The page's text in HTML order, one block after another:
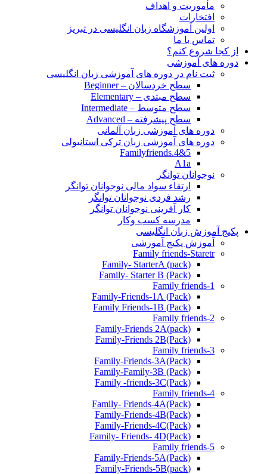
مأموریت و اهداف
افتخارات
اولین آموزشگاه زبان انگلیسی در تبریز
تماس با ما
از کجا شروع کنم؟
دوره های آموزشی
ثبت نام در دوره های آموزشی زبان انگلیسی
سطح خردسالان – Beginner
سطح مبتدی – Elementary
سطح متوسط – Intermediate
سطح پیشرفته – Advanced
دوره های آموزشی زبان آلمانی
دوره های آموزشی زبان ترکی استانبولی
Familyfriends.4&5
A1a
نوجوانان توانگر
ارتقاء سواد مالی نوجوانان توانگر
رشد فردی نوجوانان توانگر
کار آفرینی نوجوانان توانگر
مدرسه کسب وکار
پکیج آموزش زبان انگلیسی
آموزش پکیج آموزشی
Family friends-Staretr
Family- StarterA (pack)
Family- Starter B (Pack)
Family friends-1
(Pack) Family-Friends-1A
(Pack) Family Friends-1B
Family friends-2
Family-Friends 2A(pack)
Family-Friends 2B(Pack)
Family friends-3
(Pack)Family-Friends-3A
Family-Family-3B (Pack)
Family -friends-3C(Pack)
Family friends-4
Family- Friends-4A(Pack)
Family-Friends-4B(Pack)
Family-Friends-4C(Pack)
(Pack)Family- Friends- 4D
Family friends-5
Family-Friends-5A(Pack)
(pack)Family-Friends-5B